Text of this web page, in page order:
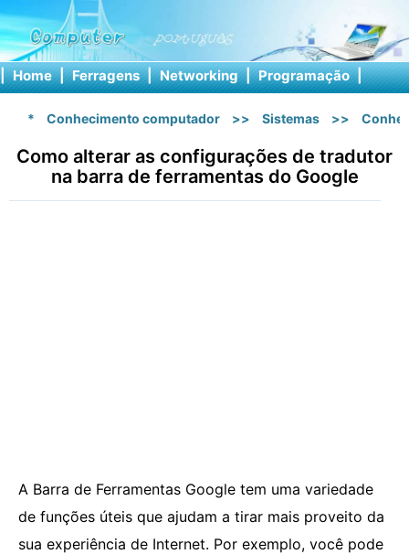
| Home | Ferragens | Networking | Programação |
* Conhecimento computador >> Sistemas >>
Como alterar as configurações de tradutor
na barra de ferramentas do Google
A Barra de Ferramentas Google tem uma variedade
de funções úteis que ajudam a tirar mais proveito da
sua experiência de Internet. Por exemplo, você pode